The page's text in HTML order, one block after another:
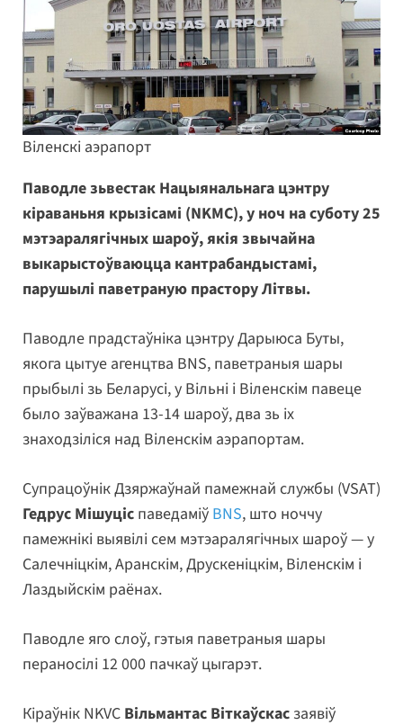
Віленскі аэрапорт
Паводле зьвестак Нацыянальнага цэнтру
кіраваньня крызісамі (NKMC), у ноч на суботу 25
мэтэаралягічных шароў, якія звычайна
выкарыстоўваюцца кантрабандыстамі,
парушылі паветраную прастору Літвы.
Паводле прадстаўніка цэнтру Дарыюса Буты,
якога цытуе агенцтва BNS, паветраныя шары
прыбылі зь Беларусі, у Вільні і Віленскім павеце
было заўважана 13-14 шароў, два зь іх
знаходзіліся над Віленскім аэрапортам.
Супрацоўнік Дзяржаўнай памежнай службы (VSAT)
Гедрус Мішуціс паведаміў BNS, што ноччу
памежнікі выявілі сем мэтэаралягічных шароў — у
Салечніцкім, Аранскім, Друскеніцкім, Віленскім і
Лаздыйскім раёнах.
Паводле яго слоў, гэтыя паветраныя шары
пераносілі 12 000 пачкаў цыгарэт.
Кіраўнік NKVC Вільмантас Віткаўскас заявіў